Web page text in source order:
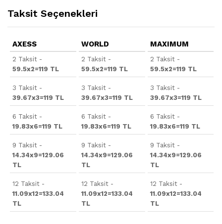
Taksit Seçenekleri
AXESS
2 Taksit -
59.5x2=119 TL
3 Taksit -
39.67x3=119 TL
6 Taksit -
19.83x6=119 TL
9 Taksit -
14.34x9=129.06
TL
12 Taksit -
11.09x12=133.04
TL
WORLD
2 Taksit -
59.5x2=119 TL
3 Taksit -
39.67x3=119 TL
6 Taksit -
19.83x6=119 TL
9 Taksit -
14.34x9=129.06
TL
12 Taksit -
11.09x12=133.04
TL
MAXIMUM
2 Taksit -
59.5x2=119 TL
3 Taksit -
39.67x3=119 TL
6 Taksit -
19.83x6=119 TL
9 Taksit -
14.34x9=129.06
TL
12 Taksit -
11.09x12=133.04
TL